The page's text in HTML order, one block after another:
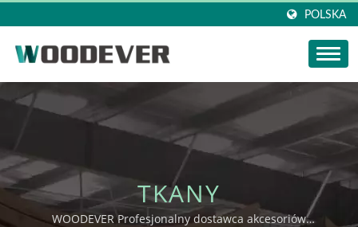
POLSKA
TKANY
WOODEVER Profesjonalny dostawca akcesoriów